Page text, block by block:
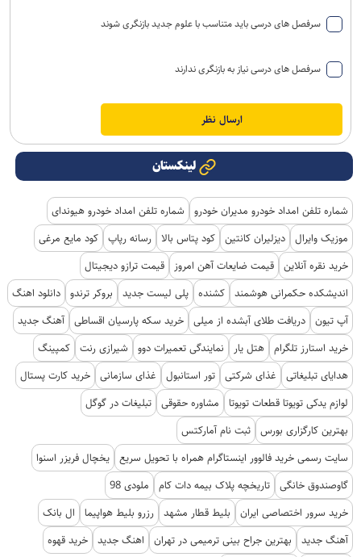
سرفصل های درسی باید متناسب با علوم جدید بازنگری شوند
سرفصل های درسی نیاز به بازنگری ندارند
لینکستان
شماره تلفن امداد خودرو مدیران خودرو
شماره تلفن امداد خودرو هیوندای
موزیک وایرال دیزلیران کانتین کود پتاس بالا رسانه رپاپ کود مایع مرغی
خرید نقره آنلاین قیمت ضایعات آهن امروز
قیمت ترازو دیجیتال
اندیشکده حکمرانی هوشمند کشنده پلی لیست جدید بروکر ترندو دانلود اهنگ
آپ تیون دریافت طلای آبشده از میلی خرید سکه پارسیان اقساطی آهنگ جدید
خرید استارز تلگرام هتل یار نمایندگی تعمیرات دوو شیرازی رنت کمپینگ
هدایای تبلیغاتی
غذای شرکتی تور استانبول غذای سازمانی خرید کارت پستال
لوازم یدکی تویوتا قطعات تویوتا
مشاوره حقوقی تبلیغات در گوگل
بهترین کارگزاری بورس ثبت نام آمارکتس
سایت رسمی خرید فالوور اینستاگرام همراه با تحویل سریع یخچال فریزر اسنوا
گاوصندوق خانگی تاریخچه پلاک بیمه دات کام
ملودی 98
خرید سرور اختصاصی ایران
بلیط قطار مشهد رزرو بلیط هواپیما
ال بانک
آهنگ جدید
بهترین جراح بینی ترمیمی در تهران اهنگ جدید خرید قهوه